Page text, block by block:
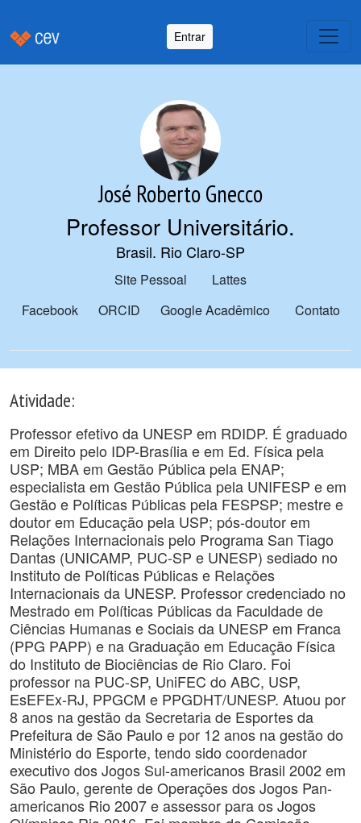
Entrar
José Roberto Gnecco
Professor Universitário.
Brasil. Rio Claro-SP
Site Pessoal
Lattes
Facebook
ORCID Google Acadêmico Contato
Atividade:
Professor efetivo da UNESP em RDIDP. É graduado
em Direito pelo IDP-Brasília e em Ed. Física pela
USP; MBA em Gestão Pública pela ENAP;
especialista em Gestão Pública pela UNIFESP e em
Gestão e Políticas Públicas pela FESPSP; mestre e
doutor em Educação pela USP; pós-doutor em
Relações Internacionais pelo Programa San Tiago
Dantas (UNICAMP, PUC-SP e UNESP) sediado no
Instituto de Políticas Públicas e Relações
Internacionais da UNESP. Professor credenciado no
Mestrado em Políticas Públicas da Faculdade de
Ciências Humanas e Sociais da UNESP em Franca
(PPG PAPP) e na Graduação em Educação Física
do Instituto de Biociências de Rio Claro. Foi
professor na PUC-SP, UniFEC do ABC, USP,
EsEFEx-RJ, PPGCM e PPGDHT/UNESP. Atuou por
8 anos na gestão da Secretaria de Esportes da
Prefeitura de São Paulo e por 12 anos na gestão do
Ministério do Esporte, tendo sido coordenador
executivo dos Jogos Sul-americanos Brasil 2002 em
São Paulo, gerente de Operações dos Jogos Pan-
americanos Rio 2007 e assessor para os Jogos